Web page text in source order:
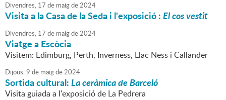
Divendres, 17 de maigde2024
Visita a la Casa de la Seda i l'exposició :El cos vestit
Divendres, 17 de maigde2024
Viatge a Escòcia
Visitem: Edimburg, Perth, Inverness, Llac Ness i Callander
Dijous,9 de maigde2024
Sortida cultural:La ceràmica de Barceló
Visita guiada a l'exposició de La Pedrera